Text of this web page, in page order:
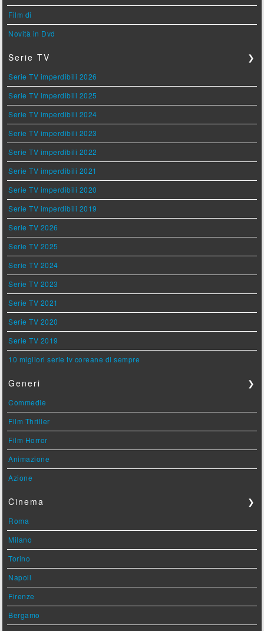
Film di
Novità in Dvd
Serie TV ❯
Serie TV imperdibili 2026
Serie TV imperdibili 2025
Serie TV imperdibili 2024
Serie TV imperdibili 2023
Serie TV imperdibili 2022
Serie TV imperdibili 2021
Serie TV imperdibili 2020
Serie TV imperdibili 2019
Serie TV 2026
Serie TV 2025
Serie TV 2024
Serie TV 2023
Serie TV 2021
Serie TV 2020
Serie TV 2019
10 migliori serie tv coreane di sempre
Generi ❯
Commedie
Film Thriller
Film Horror
Animazione
Azione
Cinema ❯
Roma
Milano
Torino
Napoli
Firenze
Bergamo